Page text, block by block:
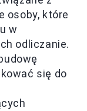
osoby, które
w
odliczanie.
się do